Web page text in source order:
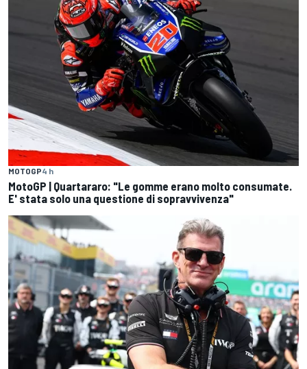
MOTOGP4 h
MotoGP | Quartararo: "Le gomme erano molto consumate.
E' stata solo una questione di sopravvivenza"